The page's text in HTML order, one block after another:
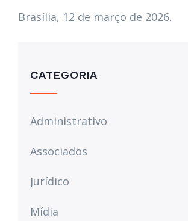
Brasília, 12 de março de 2026.
CATEGORIA
Administrativo
Associados
Jurídico
Mídia